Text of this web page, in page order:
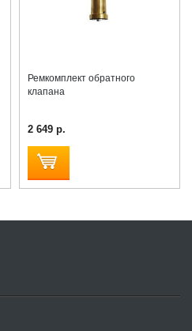
Ремкомплект обратного
клапана
2 649 р.